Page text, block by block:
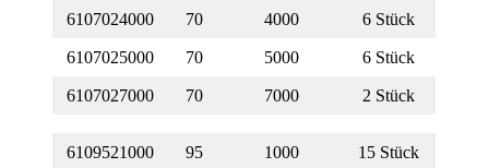
6107024000 70 4000 6 Stück
6107025000 70 5000 6 Stück
6107027000 70 7000 2 Stück
6109521000 95 1000 15 Stück